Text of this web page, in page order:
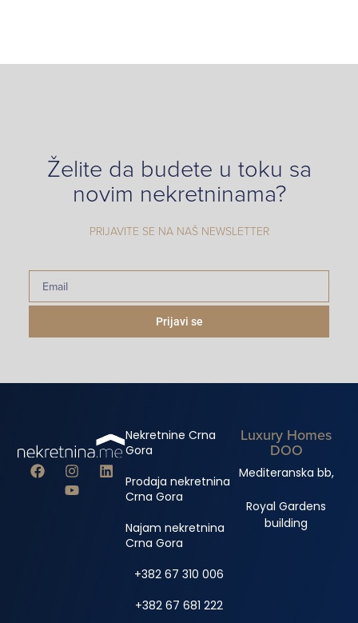
Želite da budete u toku sa
novim nekretninama?
PRIJAVITE SE NA NAŠ NEWSLETTER
Prijavi se
Nekretnine Crna
Gora
Prodaja nekretnina
Crna Gora
Najam nekretnina
Crna Gora
+382 67 310 006
+382 67 681 222
Luxury Homes
DOO
Mediteranska bb,
Royal Gardens
building